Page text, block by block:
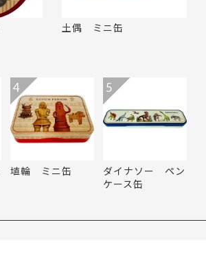
土偶 ミニ缶
埴輪 ミニ缶
4
ダイナソー ペン
ケース缶
5